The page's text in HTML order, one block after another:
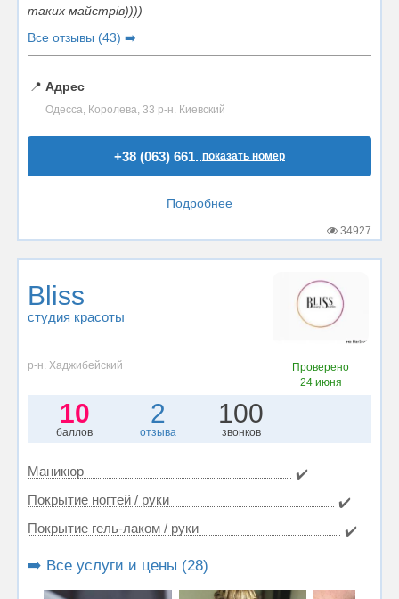
таких майстрів))))
Все отзывы (43) ➡️
📍 Адрес
Одесса, Королева, 33 р-н. Киевский
+38 (063) 661..показать номер
Подробнее
34927
Bliss
студия красоты
р-н. Хаджибейский
Проверено
24 июня
10
баллов
2
отзыва
100
звонков
Маникюр
✔️
Покрытие ногтей / руки
✔️
Покрытие гель-лаком / руки
✔️
➡️ Все услуги и цены (28)